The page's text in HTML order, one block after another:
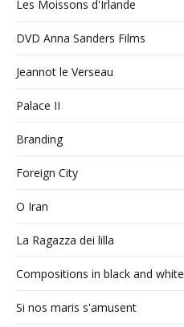
Les Moissons d'Irlande
DVD Anna Sanders Films
Jeannot le Verseau
Palace II
Branding
Foreign City
O Iran
La Ragazza dei lilla
Compositions in black and white
Si nos maris s'amusent